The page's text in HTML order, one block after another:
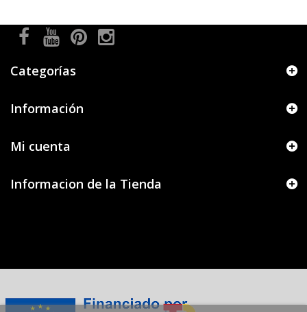
Categorías
Información
Mi cuenta
Informacion de la Tienda